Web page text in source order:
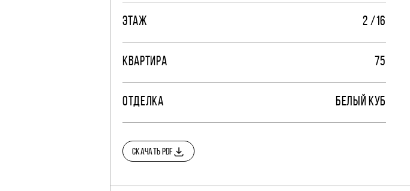
ЭТАЖ 2 /16
КВАРТИРА 75
ОТДЕЛКА БЕЛЫЙ КУБ
СКАЧАТЬ PDF